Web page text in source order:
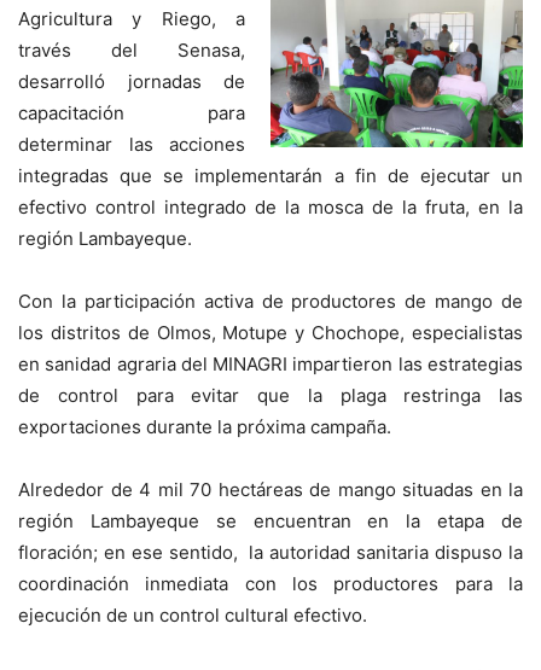
Agricultura y Riego, a
través del Senasa,
desarrolló jornadas de
capacitación para
determinar las acciones
integradas que se implementarán a fin de ejecutar un
efectivo control integrado de la mosca de la fruta, en la
región Lambayeque.
Con la participación activa de productores de mango de
los distritos de Olmos, Motupe y Chochope, especialistas
en sanidad agraria del MINAGRI impartieron las estrategias
de control para evitar que la plaga restringa las
exportaciones durante la próxima campaña.
Alrededor de 4 mil 70 hectáreas de mango situadas en la
región Lambayeque se encuentran en la etapa de
floración; en ese sentido, la autoridad sanitaria dispuso la
coordinación inmediata con los productores para la
ejecución de un control cultural efectivo.